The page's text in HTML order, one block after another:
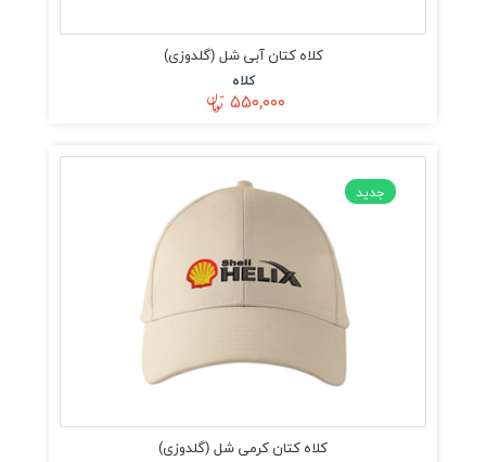
کلاه کتان آبی شل (گلدوزی)
کلاه
۵۵۰,۰۰۰
جدید
کلاه کتان کرمی شل (گلدوزی)